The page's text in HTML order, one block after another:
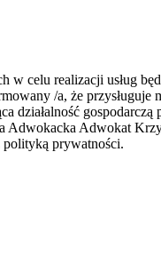
celu realizacji usług
/a, że
działalność
Adwokacka Adwokat
polityką prywatności.